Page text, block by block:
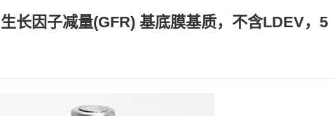
长因子减量(GFR) 基底膜基质，不含LDEV，5